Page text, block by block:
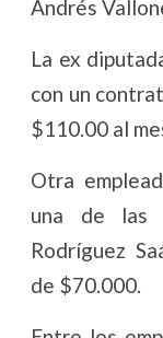
Andrés
La ex
con un
$110.00 al
Otra
una de las
Rodríguez
de $70.000.